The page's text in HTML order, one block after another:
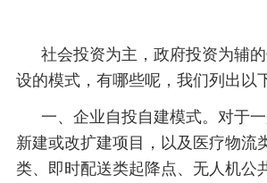
社会投资为主，政府投资为辅
设的模式，有哪些呢，我们列出以
一、企业自投自建模式。对于
新建或改扩建项目，以及医疗物流
类、即时配送类起降点、无人机公